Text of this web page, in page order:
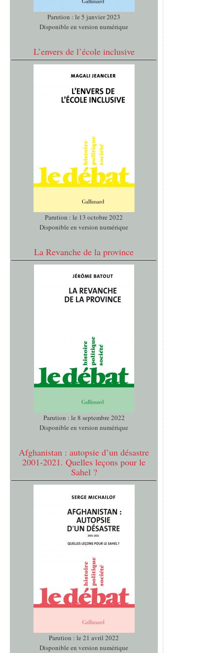
Parution : le 5 janvier 2023
Disponible en version numérique
L’envers de l’école inclusive
Parution : le 13 octobre 2022
Disponible en version numérique
La Revanche de la province
Parution : le 8 septembre 2022
Disponible en version numérique
Afghanistan : autopsie d’un désastre
2001-2021. Quelles leçons pour le
Sahel ?
Parution : le 21 avril 2022
Disponible en version numérique